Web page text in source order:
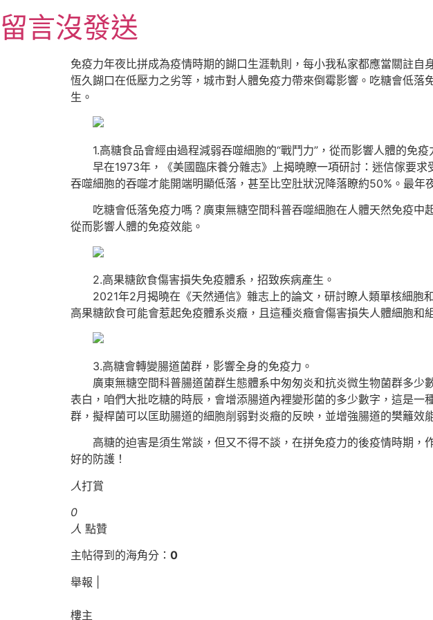
至
主
留言沒發送
免疫力年夜比拼成為疫情時期的餬口生涯軌則，每小我私家都應當關註
恆久餬口在低壓力之劣等，城市對人體免疫力帶來倒霉影響。吃糖會低
生。
1.高糖食品會經由過程減弱吞噬細胞的“戰鬥力”，從而影響人體的免疫
早在1973年，《美國臨床養分雜志》上揭曉瞭一項研討：迷信傢要求
吞噬細胞的吞噬才能開端明顯低落，甚至比空肚狀況降落瞭約50%。最
吃糖會低落免疫力嗎？廣東無糖空間科普吞噬細胞在人體天然免疫中
從而影響人體的免疫效能。
2.高果糖飲食傷害損失免疫體系，招致疾病產生。
2021年2月揭曉在《天然通信》雜志上的論文，研討瞭人類單核細胞
高果糖飲食可能會惹起免疫體系炎癥，且這種炎癥會傷害損失人體細胞和
3.高糖會轉變腸道菌群，影響全身的免疫力。
廣東無糖空間科普腸道菌群生態體系中匆匆炎和抗炎微生物菌群多少
表白，咱們大批吃糖的時辰，會增添腸道內裡變形菌的多少數字，這是
群，擬桿菌可以匡助腸道的細胞削弱對炎癥的反映，並增強腸道的樊籬
高糖的迫害是須生常談，但又不得不談，在拼免疫力的後疫情時期，
好的防護！
人打賞
0
人 點贊
主帖得到的海角分： 0
舉報 |
樓主